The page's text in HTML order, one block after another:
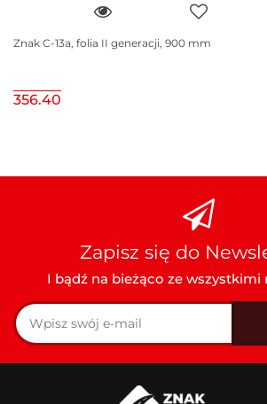
Znak C-13a, folia II generacji, 900 mm
356.40
Zapisz się do
I bądź na bieżąco ze